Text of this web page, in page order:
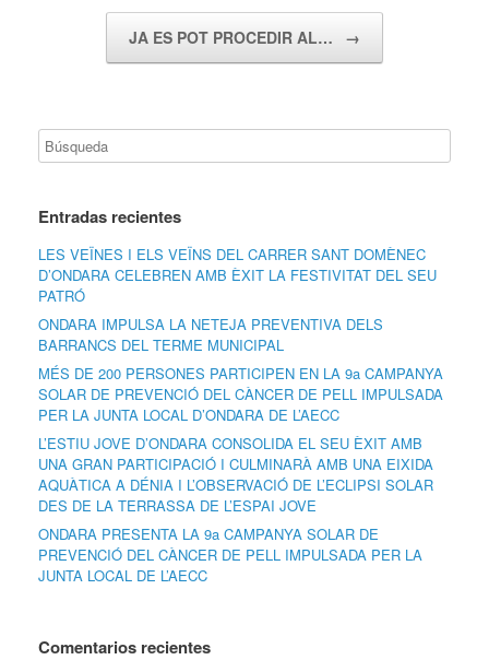
JA ES POT PROCEDIR AL… →
Entradas recientes
LES VEÏNES I ELS VEÏNS DEL CARRER SANT DOMÈNEC
D’ONDARA CELEBREN AMB ÈXIT LA FESTIVITAT DEL SEU
PATRÓ
ONDARA IMPULSA LA NETEJA PREVENTIVA DELS
BARRANCS DEL TERME MUNICIPAL
MÉS DE 200 PERSONES PARTICIPEN EN LA 9a CAMPANYA
SOLAR DE PREVENCIÓ DEL CÀNCER DE PELL IMPULSADA
PER LA JUNTA LOCAL D’ONDARA DE L’AECC
L’ESTIU JOVE D’ONDARA CONSOLIDA EL SEU ÈXIT AMB
UNA GRAN PARTICIPACIÓ I CULMINARÀ AMB UNA EIXIDA
AQUÀTICA A DÉNIA I L’OBSERVACIÓ DE L’ECLIPSI SOLAR
DES DE LA TERRASSA DE L’ESPAI JOVE
ONDARA PRESENTA LA 9a CAMPANYA SOLAR DE
PREVENCIÓ DEL CÀNCER DE PELL IMPULSADA PER LA
JUNTA LOCAL DE L’AECC
Comentarios recientes